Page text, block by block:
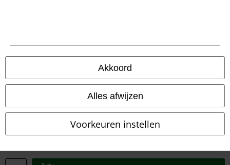
Akkoord
Alles afwijzen
Voorkeuren instellen
Informatie over toegankelijkheid
Alle prijzen incl.wettelijke BTW
© 1986-2026 Large Popmerchandising BV